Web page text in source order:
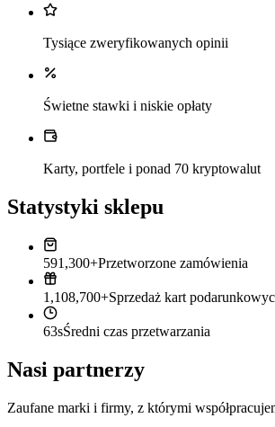
Tysiące zweryfikowanych opinii
Świetne stawki i niskie opłaty
Karty, portfele i ponad 70 kryptowalut
Statystyki sklepu
591,300+Przetworzone zamówienia
1,108,700+Sprzedaż kart
63sŚredni czas przetwarzania
Nasi partnerzy
Zaufane marki i firmy, z którymi